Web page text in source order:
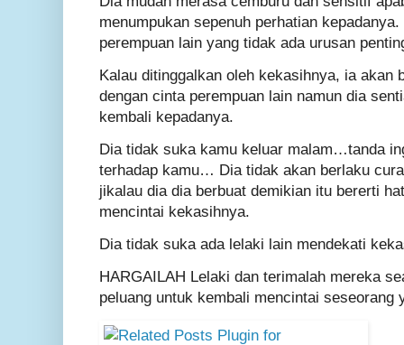
menumpukan sepenuh perhatian
perempuan lain yang tidak ada urusan
Kalau ditinggalkan oleh kekasihnya, ia akan
dengan cinta perempuan lain namun dia
kembali kepadanya.
Dia tidak suka kamu keluar malam…tanda
terhadap kamu… Dia tidak akan berlaku
jikalau dia dia berbuat demikian itu bererti
mencintai kekasihnya.
Dia tidak suka ada lelaki lain mendekati
HARGAILAH Lelaki dan terimalah mereka
peluang untuk kembali mencintai seseorang